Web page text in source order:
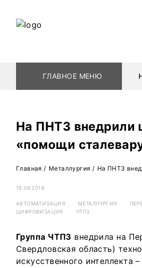
ГЛАВНОЕ МЕНЮ
Геологоразведка
Обогащение
Металлургия
На ПНТЗ внедрили
«помощи
Главная / Металлургия / На ПНТЗ
19.09.2019
АВТОМАТИЗАЦИЯ МЕТАЛЛУРГИЯ
ЦИФРОВИЗАЦИЯ
ЧТПЗ
Группа ЧТПЗ внедрила на
Свердловская область)
искусственного интеллекта